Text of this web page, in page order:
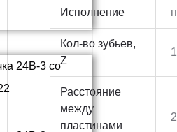
Исполнение
Кол-во зубьев,
Z
Расстояние
между
пластинами